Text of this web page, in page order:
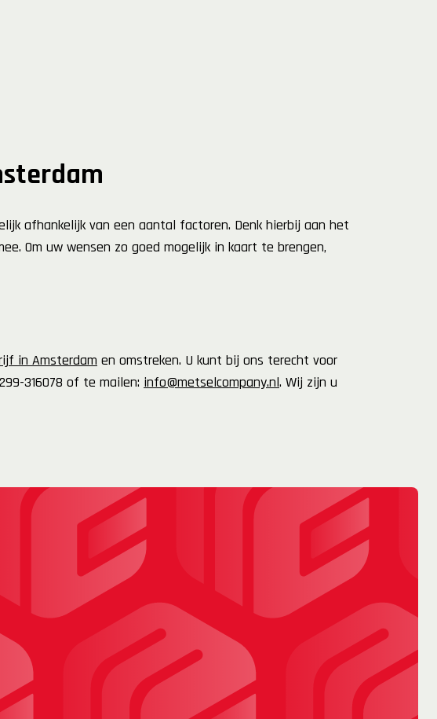
afhankelijk van een aantal factoren. Denk hierbij aan het
Om uw wensen zo goed mogelijk in kaart te brengen,
in Amsterdam en omstreken. U kunt bij ons terecht voor
316078 of te mailen: info@metselcompany.nl. Wij zijn u